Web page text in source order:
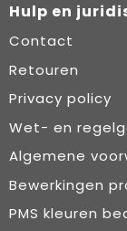
Hulp en
Contact
Retouren
Privacy policy
Wet- en
Algemene
Bewerkingen
PMS kleuren